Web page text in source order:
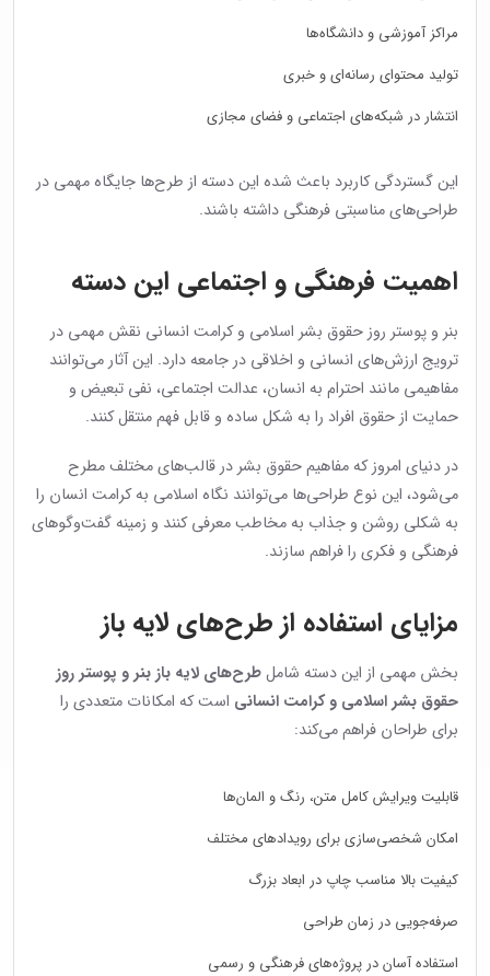
مراکز آموزشی و دانشگاه‌ها
تولید محتوای رسانه‌ای و خبری
انتشار در شبکه‌های اجتماعی و فضای مجازی
این گستردگی کاربرد باعث شده این دسته از طرح‌ها جایگاه مهمی در
طراحی‌های مناسبتی فرهنگی داشته باشند.
اهمیت فرهنگی و اجتماعی این دسته
بنر و پوستر روز حقوق بشر اسلامی و کرامت انسانی نقش مهمی در
ترویج ارزش‌های انسانی و اخلاقی در جامعه دارد. این آثار می‌توانند
مفاهیمی مانند احترام به انسان، عدالت اجتماعی، نفی تبعیض و
حمایت از حقوق افراد را به شکل ساده و قابل فهم منتقل کنند.
در دنیای امروز که مفاهیم حقوق بشر در قالب‌های مختلف مطرح
می‌شود، این نوع طراحی‌ها می‌توانند نگاه اسلامی به کرامت انسان را
به شکلی روشن و جذاب به مخاطب معرفی کنند و زمینه گفت‌وگوهای
فرهنگی و فکری را فراهم سازند.
مزایای استفاده از طرح‌های لایه باز
بخش مهمی از این دسته شاملطرح‌های لایه باز بنر و پوستر روز
حقوق بشر اسلامی و کرامت انسانی است که امکانات متعددی را
برای طراحان فراهم می‌کند:
قابلیت ویرایش کامل متن، رنگ و المان‌ها
امکان شخصی‌سازی برای رویدادهای مختلف
کیفیت بالا مناسب چاپ در ابعاد بزرگ
صرفه‌جویی در زمان طراحی
استفاده آسان در پروژه‌های فرهنگی و رسمی